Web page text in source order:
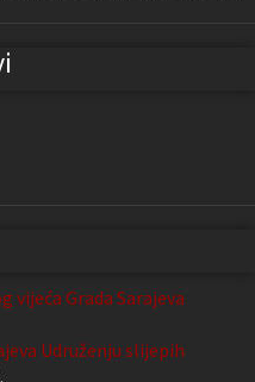
vijeća Grada Sarajeva
Udruženju slijepih